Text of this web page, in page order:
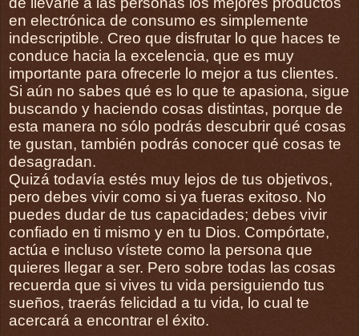
en electrónica de consumo es simplemente
indescriptible. Creo que disfrutar lo que haces te
conduce hacia la excelencia, que es muy
importante para ofrecerle lo mejor a tus clientes.
Si aún no sabes qué es lo que te apasiona, sigue
buscando y haciendo cosas distintas, porque de
esta manera no sólo podrás descubrir qué cosas
te gustan, también podrás conocer qué cosas te
desagradan.
Quizá todavía estés muy lejos de tus objetivos,
pero debes vivir como si ya fueras exitoso. No
puedes dudar de tus capacidades; debes vivir
confiado en ti mismo y en tu Dios. Compórtate,
actúa e incluso vístete como la persona que
quieres llegar a ser. Pero sobre todas las cosas
recuerda que si vives tu vida persiguiendo tus
sueños, traerás felicidad a tu vida, lo cual te
acercará a encontrar el éxito.